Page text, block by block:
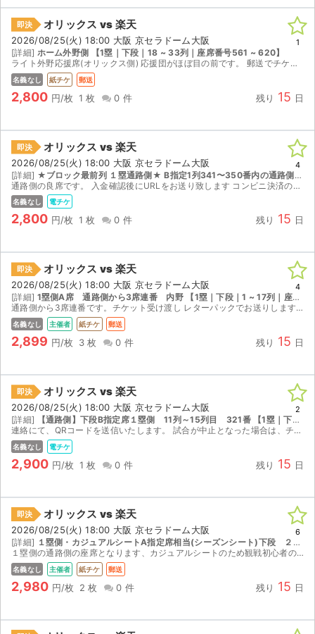
即決 オリックス vs 楽天
2026/08/25(火) 18:00 大阪 京セラドーム大阪
[詳細] ホーム外野側 【1塁｜下段｜18 ~ 33列｜座席番号561 ~ 620】
ライト外野応援席(オリックス側) 応援団がほぼ目の前です。 郵送でチケットをお送り致します。 取引確定後のキャンセルはお受けできません。 迅速で丁寧な対応を心がけておりますので、よろしくお願...
名義なし 紙チケ 郵送
2,800 円/枚 1 枚 0 件 残り 15 日
1
即決 オリックス vs 楽天
2026/08/25(火) 18:00 大阪 京セラドーム大阪
[詳細] ★ブロック最前列 １塁通路側★ B指定1列341〜350番内の通路側１枚 【1塁｜下段｜1 ~ 17列｜座席番号341 ~ 360】
通路側の良席です。 入金確認後にURLをお送り致します コンビニ決済の場合には3時間以内の入金可能な方でお願い致します(イタズラ入札が多い為)。 公演中止の場合にはチケジャムより全額返金されます。
名義なし 電チケ
2,800 円/枚 1 枚 0 件 残り 15 日
4
即決 オリックス vs 楽天
2026/08/25(火) 18:00 大阪 京セラドーム大阪
[詳細] 1塁側A席 通路側から3席連番 内野 【1塁｜下段｜1 ~ 17列｜座席番号261 ~ 280】
通路側から3席連番です。チケット受け渡し レターパックでお送りします。 【試合中止時の対応】 試合が中止となった場合は、チケジャム上での取引キャンセルにより全額返金いたします。 受取連絡は、試合...
名義なし 主催者 紙チケ 郵送
2,899 円/枚 3 枚 0 件 残り 15 日
4
即決 オリックス vs 楽天
2026/08/25(火) 18:00 大阪 京セラドーム大阪
[詳細]
【通路側】下段B指定席１塁側 11列～15列目 321番 【1塁｜下段｜1 ~ 17列｜座席番号321 ~ 340】
連絡にて、QRコードを送信いたします。 試合が中止となった場合は、チケジャム上での取引キャンセルにより返金いたします。 受取連絡は、試合が開催された場合のみお願いいたします。 迅速で丁寧な...
名義なし 電チケ
2,900 円/枚 1 枚 0 件 残り 15 日
2
即決 オリックス vs 楽天
2026/08/25(火) 18:00 大阪 京セラドーム大阪
[詳細] １塁側・カジュアルシートA指定席相当(シーズンシート)下段 ２～５列内、２２１～２５０番内通路側２連番
１塁側の通路側の座席となります、カジュアルシートのため観戦初心者の方も良く観戦に来られる方も気軽にくつろいで観戦いただけます。郵送させていただきますのでお早めに御落札をお願いいたします。
名義なし 主催者 紙チケ 郵送
2,980 円/枚 2 枚 0 件 残り 15 日
6